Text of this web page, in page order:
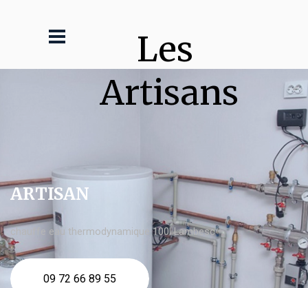
Les
Artisans
ARTISAN
chauffe eau thermodynamique 100l Lambesc
09 72 66 89 55